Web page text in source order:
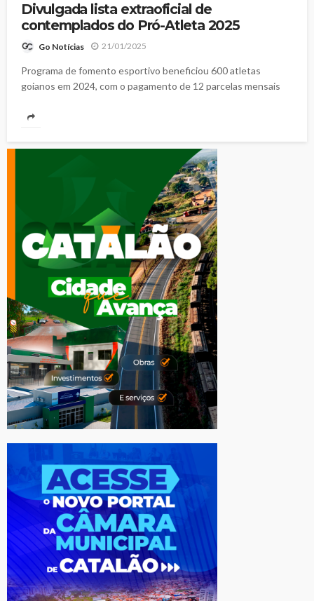
Divulgada lista extraoficial de
contemplados do Pró-Atleta 2025
Go Notícias 21/01/2025
Programa de fomento esportivo beneficiou 600 atletas
goianos em 2024, com o pagamento de 12 parcelas mensais